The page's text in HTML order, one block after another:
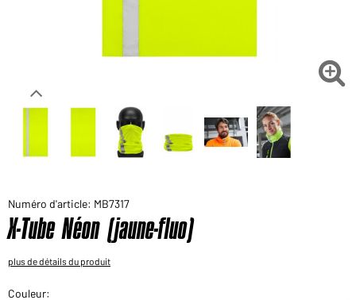
Chemin d'accès au shop des clients finaux 
Numéro d'article: MB7317
X-Tube Néon (jaune-fluo)
plus de détails du produit